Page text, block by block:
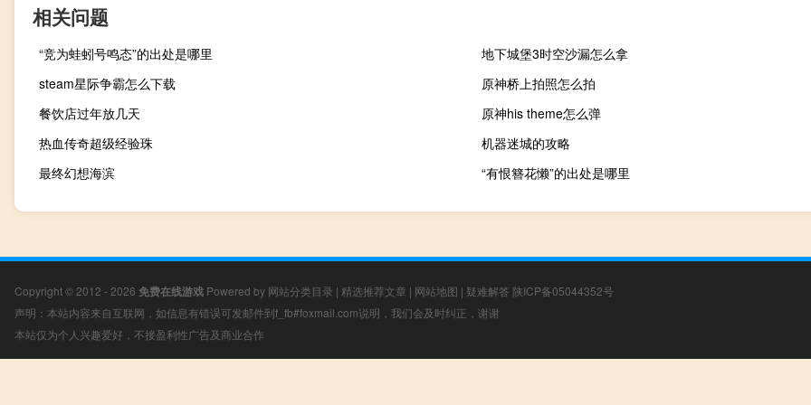
相关问题
“竞为蛙蚓号鸣态”的出处是哪里
地下城堡3时空沙漏怎么拿
steam星际争霸怎么下载
原神桥上拍照怎么拍
餐饮店过年放几天
原神his theme怎么弹
热血传奇超级经验珠
机器迷城的攻略
最终幻想海滨
“有恨簪花懒”的出处是哪里
Copyright © 2012 - 2026 免费在线游戏 Powered by 网站分类目录 | 精选推荐文章 | 网站地图 | 疑难解答 陕ICP备05044352号
声明：本站内容来自互联网，如信息有错误可发邮件到f_fb#foxmail.com说明，我们会及时纠正，谢谢
本站仅为个人兴趣爱好，不接盈利性广告及商业合作